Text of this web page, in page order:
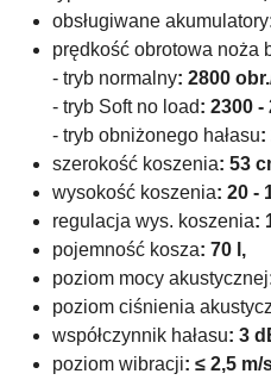
obsługiwane akumulatory
prędkość obrotowa noża
- tryb normalny: 2800
- tryb Soft no load: 2300 -
- tryb obniżonego hałasu:
szerokość koszenia: 53
wysokość koszenia: 20 -
regulacja wys. koszenia:
pojemność kosza: 70 l,
poziom mocy akustycznej
poziom ciśnienia
współczynnik hałasu: 3
poziom wibracji: ≤ 2,5 m/